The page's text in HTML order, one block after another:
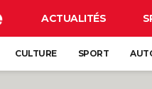
ACTUALITÉS
CULTURE SPORT